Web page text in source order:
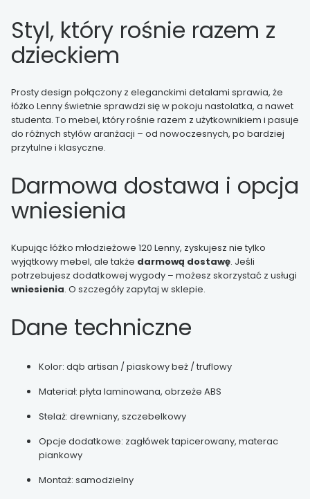
Styl, który rośnie razem z
dzieckiem
Prosty design połączony z eleganckimi detalami sprawia, że
łóżko Lenny świetnie sprawdzi się w pokoju nastolatka, a nawet
studenta. To mebel, który rośnie razem z użytkownikiem i pasuje
do różnych stylów aranżacji – od nowoczesnych, po bardziej
przytulne i klasyczne.
Darmowa dostawa i opcja
wniesienia
Kupując łóżko młodzieżowe 120 Lenny, zyskujesz nie tylko
wyjątkowy mebel, ale także darmową dostawę. Jeśli
potrzebujesz dodatkowej wygody – możesz skorzystać z usługi
wniesienia. O szczegóły zapytaj w sklepie.
Dane techniczne
Kolor: dąb artisan / piaskowy beż / truflowy
Materiał: płyta laminowana, obrzeże ABS
Stelaż: drewniany, szczebelkowy
Opcje dodatkowe: zagłówek tapicerowany, materac
piankowy
Montaż: samodzielny